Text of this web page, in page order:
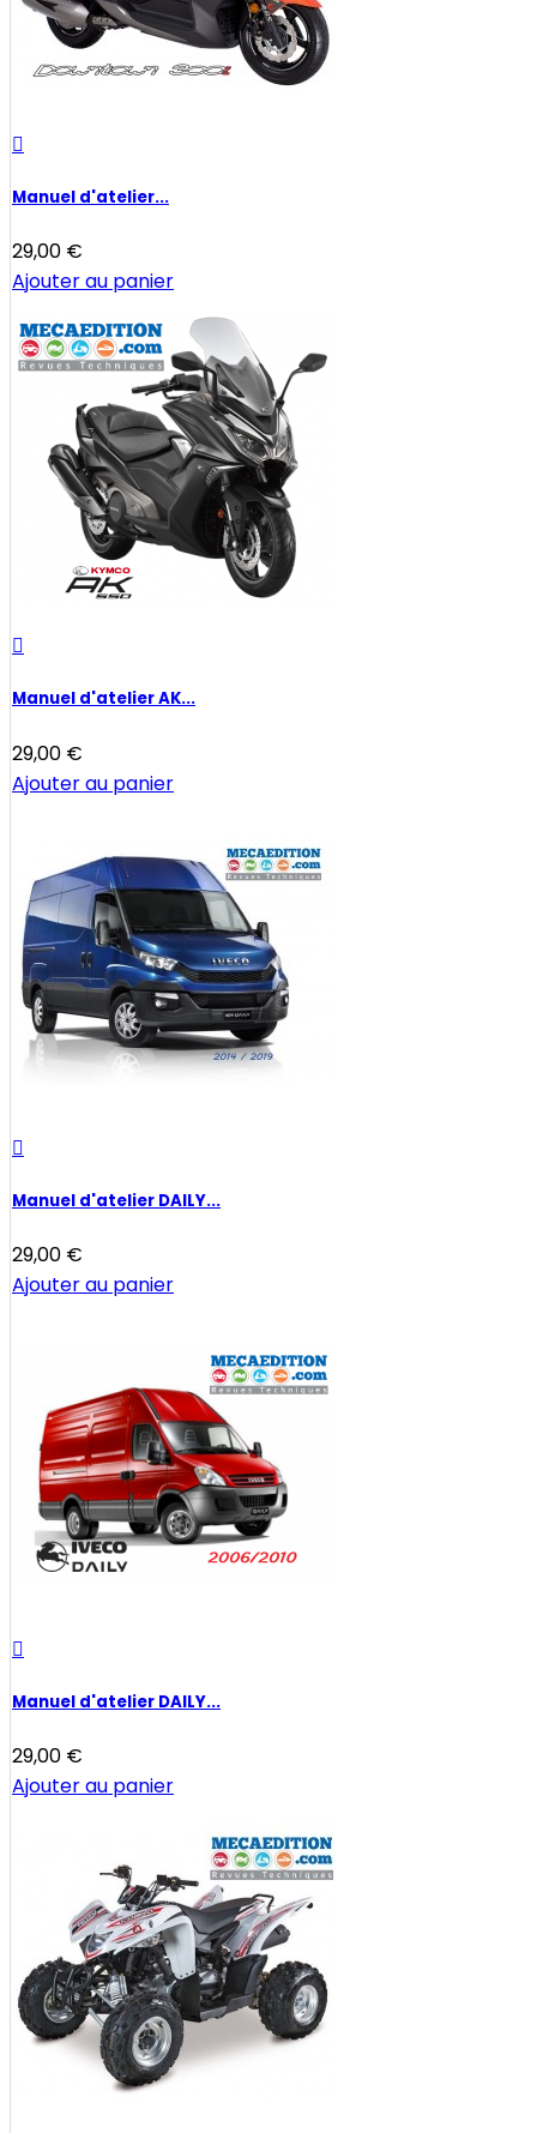

Manuel d'atelier...
29,00 €
Ajouter au panier

Manuel d'atelier AK...
29,00 €
Ajouter au panier

Manuel d'atelier DAILY...
29,00 €
Ajouter au panier

Manuel d'atelier DAILY...
29,00 €
Ajouter au panier